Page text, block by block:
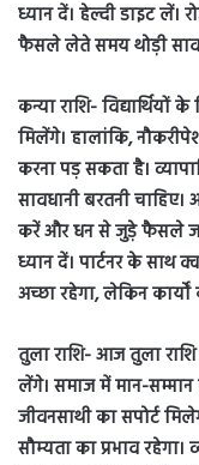
ध्यान दें। हेल्दी डाइट लें।
फैसले लेते समय थोड़ी
कन्या राशि-
मिलेंगे। हालांकि,
करना पड़ सकता है।
सावधानी बरतनी
करें और धन से जुड़े फैसले
ध्यान दें। पार्टनर के साथ
अच्छा रहेगा, लेकिन
तुला राशि- आज तुला
लेंगे। समाज में मान-
जीवनसाथी का सपोर्ट
सौम्यता का प्रभाव